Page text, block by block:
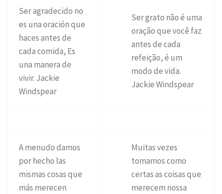
Ser agradecido no
es una oración que
haces antes de
cada comida, Es
una manera de
vivir. Jackie
Windspear
Ser grato não é uma
oração que você faz
antes de cada
refeição, é um
modo de vida.
Jackie Windspear
A menudo damos
por hecho las
mismas cosas que
más merecen
Muitas vezes
tomamos como
certas as coisas que
merecem nossa